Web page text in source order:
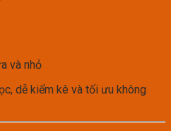
và nhỏ
dễ kiểm kê và tối ưu không